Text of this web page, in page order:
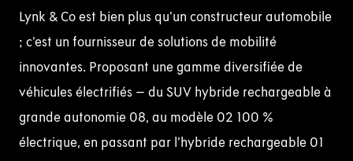
Lynk & Co est bien plus qu’un constructeur automobile
; c’est un fournisseur de solutions de mobilité
innovantes. Proposant une gamme diversifiée de
véhicules électrifiés – du SUV hybride rechargeable à
grande autonomie 08, au modèle 02 100 %
électrique, en passant par l’hybride rechargeable 01